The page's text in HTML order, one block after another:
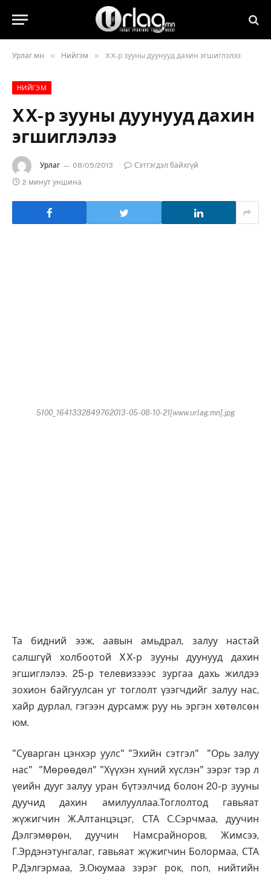
Урлаг.мн » Нийгэм » XX-р зууны дуунууд дахин эгшиглэлээ
НИЙГЭМ
XX-р зууны дуунууд дахин
эгшиглэлээ
Урлаг 08/05/2013
Сэтгэгдэл байхгүй
2 минут уншина
5100_1641332849762013-05-08-10-21[www.urlag.mn].jpg
Та бидний ээж, аавын амьдрал, залуу настай
салшгүй холбоотой XX-р зууны дуунууд дахин
эгшиглэлээ. 25-р телевизэээс зургаа дахь жилдээ
зохион байгуулсан уг тоглолт үзэгчдийг залуу нас,
хайр дурлал, гэгээн дурсамж руу нь эргэн хөтөлсөн
юм.
"Суварган цэнхэр уулс" "Эхийн сэтгэл" "Орь залуу
нас" "Мөрөөдөл" "Хүүхэн хүний хүслэн" зэрэг тэр л
үеийн дууг залуу уран бүтээлчид болон 20-р зууны
дуучид дахин амилууллаа.Тоглолтод гавьяат
жүжигчин Ж.Алтанцэцэг, СТА С.Сэрчмаа, дуучин
Дэлгэмөрөн, дуучин Намсрайноров, Жимсээ,
Г.Эрдэнэтунгалаг, гавьяат жүжигчин Болормаа, СТА
Р.Дэлгэрмаа, Э.Оюумаа зэрэг рок, поп, нийтийн